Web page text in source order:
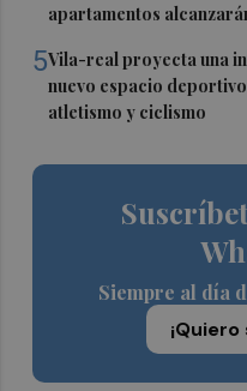
apartamentos
5Vila-real proyecta una
nuevo espacio
atletismo y ciclismo
Siempre al día